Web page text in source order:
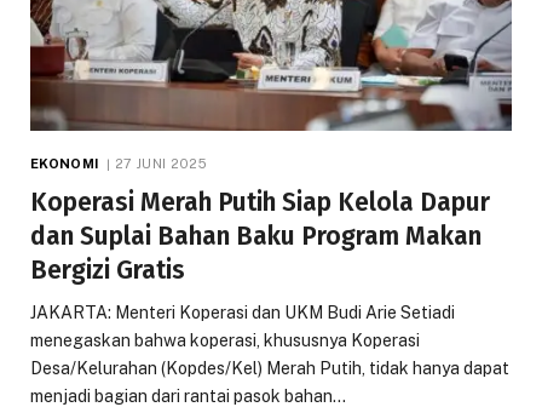
EKONOMI 27 JUNI 2025
Koperasi Merah Putih Siap Kelola Dapur
dan Suplai Bahan Baku Program Makan
Bergizi Gratis
JAKARTA: Menteri Koperasi dan UKM Budi Arie Setiadi
menegaskan bahwa koperasi, khususnya Koperasi
Desa/Kelurahan (Kopdes/Kel) Merah Putih, tidak hanya dapat
menjadi bagian dari rantai pasok bahan…